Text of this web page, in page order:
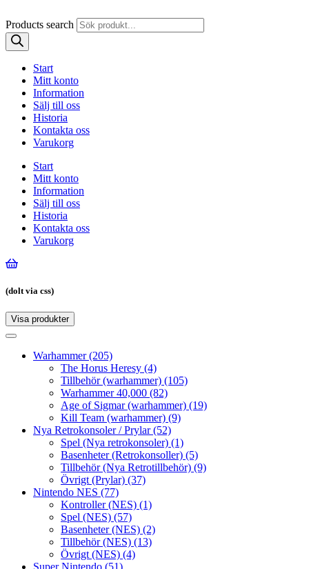
Products search
Start
Mitt konto
Information
Sälj till oss
Historia
Kontakta oss
Varukorg
Start
Mitt konto
Information
Sälj till oss
Historia
Kontakta oss
Varukorg
(dolt via css)
Visa produkter
Toggle
Toggle
navigationWarhammer(205)
The Horus Heresy (4)
Tillbehör (warhammer) (105)
Warhammer 40,000 (82)
Age of Sigmar (warhammer) (19)
Kill Team (warhammer) (9)
Nya Retrokonsoler / Prylar(52)
Spel (Nya retrokonsoler) (1)
Basenheter (Retrokonsoller) (5)
Tillbehör (Nya Retrotillbehör) (9)
Övrigt (Prylar) (37)
Nintendo NES (77)
Kontroller (NES) (1)
Spel (NES) (57)
Basenheter (NES) (2)
Tillbehör (NES) (13)
Övrigt (NES) (4)